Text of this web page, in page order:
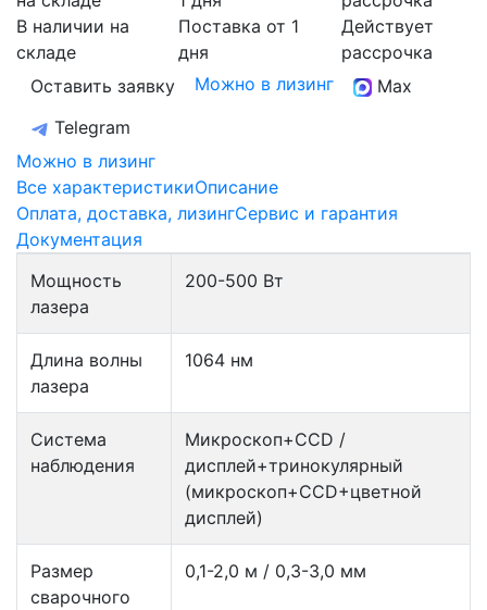
В наличии на
складе
Поставка от 1
дня
Действует
рассрочка
Оставить заявку
Можно в лизинг
Max
Telegram
Можно в лизинг
Все характеристикиОписание
Оплата, доставка, лизингСервис и гарантия
Документация
Мощность
лазера
200-500 Вт
Длина волны
лазера
1064 нм
Система
наблюдения
Микроскоп+CCD /
дисплей+тринокулярный
(микроскоп+CCD+цветной
дисплей)
Размер
сварочного
0,1-2,0 м / 0,3-3,0 мм